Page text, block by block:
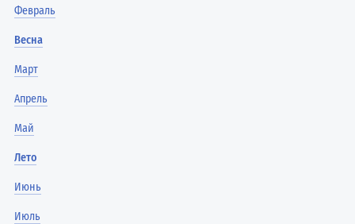
Февраль
Весна
Март
Апрель
Май
Лето
Июнь
Июль